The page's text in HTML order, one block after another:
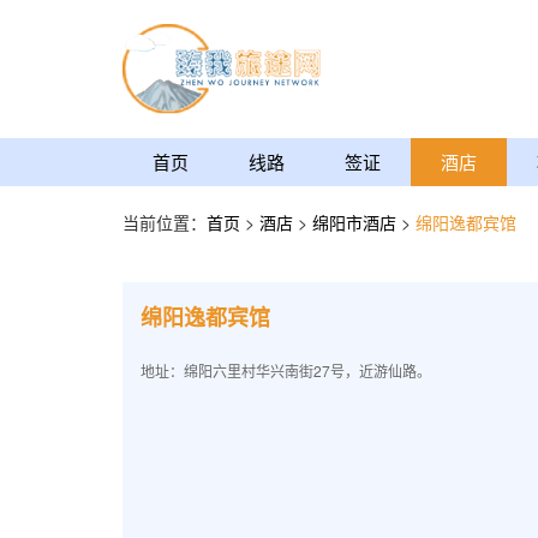
首页 线路 签证 酒店
当前位置： 首页 > 酒店 > 绵阳市酒店 > 绵阳逸都宾馆
绵阳逸都宾馆
地址：绵阳六里村华兴南街27号，近游仙路。